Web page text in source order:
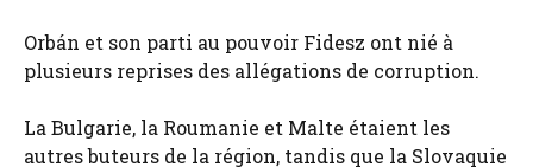
Orbán et son parti au pouvoir Fidesz ont nié à
plusieurs reprises des allégations de corruption.
La Bulgarie, la Roumanie et Malte étaient les
autres buteurs de la région, tandis que la Slovaquie